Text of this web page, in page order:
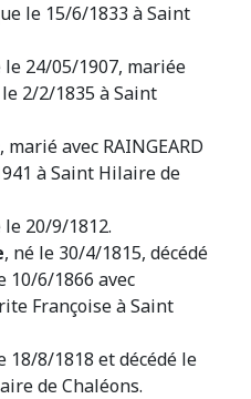
le 15/6/1833 à Saint
le 24/05/1907, mariée
2/2/1835 à Saint
avec RAINGEARD
à Saint Hilaire de
le 20/9/1812.
, né le 30/4/1815, décédé
10/6/1866 avec
Françoise à Saint
18/8/1818 et décédé le
de Chaléons.